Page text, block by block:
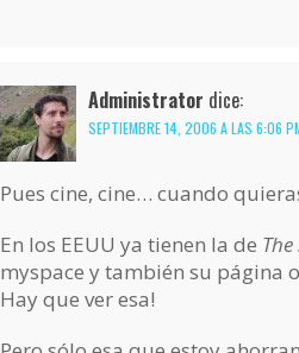
Administrator dice:
SEPTIEMBRE 14, 2006 A LAS 6:06
Pues cine, cine… cuando
En los EEUU ya tienen la de
myspace y también su página
Hay que ver esa!